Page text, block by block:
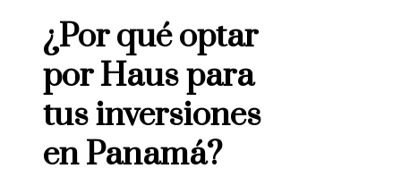
¿Por qué optar
por Haus para
tus inversiones
en Panamá?